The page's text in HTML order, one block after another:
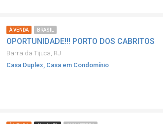
À VENDA BRASIL
OPORTUNIDADE!!! PORTO DOS CABRITOS
Barra da Tijuca, RJ
Casa Duplex, Casa em Condomínio